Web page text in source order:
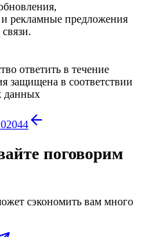
рекламные предложения
ответить в течение
защищена в соответствии
данных
поговорим
сэкономить вам много